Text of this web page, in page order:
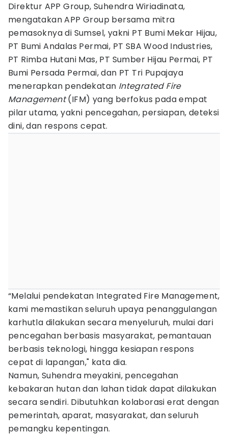
Direktur APP Group, Suhendra Wiriadinata,
mengatakan APP Group bersama mitra
pemasoknya di Sumsel, yakni PT Bumi Mekar Hijau,
PT Bumi Andalas Permai, PT SBA Wood Industries,
PT Rimba Hutani Mas, PT Sumber Hijau Permai, PT
Bumi Persada Permai, dan PT Tri Pupajaya
menerapkan pendekatan Integrated Fire
Management(IFM) yang berfokus pada empat
pilar utama, yakni pencegahan, persiapan, deteksi
dini, dan respons cepat.
“Melalui pendekatan Integrated Fire Management,
kami memastikan seluruh upaya penanggulangan
karhutla dilakukan secara menyeluruh, mulai dari
pencegahan berbasis masyarakat, pemantauan
berbasis teknologi, hingga kesiapan respons
cepat di lapangan," kata dia.
Namun, Suhendra meyakini, pencegahan
kebakaran hutan dan lahan tidak dapat dilakukan
secara sendiri. Dibutuhkan kolaborasi erat dengan
pemerintah, aparat, masyarakat, dan seluruh
pemangku kepentingan.